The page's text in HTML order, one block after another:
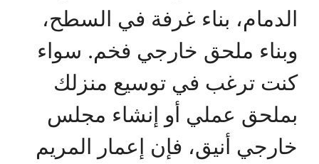
الدمام، بناء غرفة في السطح،
وبناء ملحق خارجي فخم. سواء
كنت ترغب في توسيع منزلك
بملحق عملي أو إنشاء مجلس
خارجي أنيق، فإن إعمار المريم